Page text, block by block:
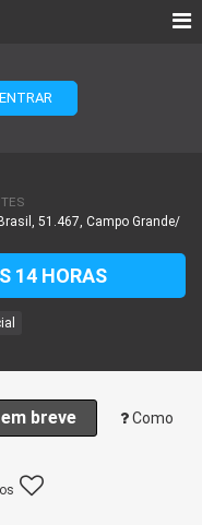
ENTRAR
51.467, Campo Grande/
14 HORAS
breve
Como